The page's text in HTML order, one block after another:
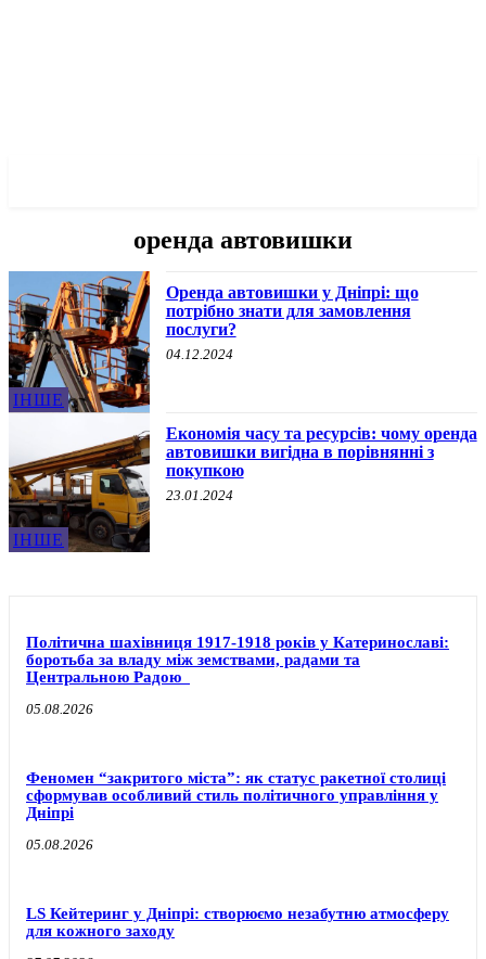
оренда автовишки
ІНШЕ
Оренда автовишки у Дніпрі: що
потрібно знати для замовлення
послуги?
04.12.2024
ІНШЕ
Економія часу та ресурсів: чому оренда
автовишки вигідна в порівнянні з
покупкою
23.01.2024
Політична шахівниця 1917-1918 років у Катеринославі:
боротьба за владу між земствами, радами та
Центральною Радою
05.08.2026
Феномен “закритого міста”: як статус ракетної столиці
сформував особливий стиль політичного управління у
Дніпрі
05.08.2026
LS Кейтеринг у Дніпрі: створюємо незабутню атмосферу
для кожного заходу